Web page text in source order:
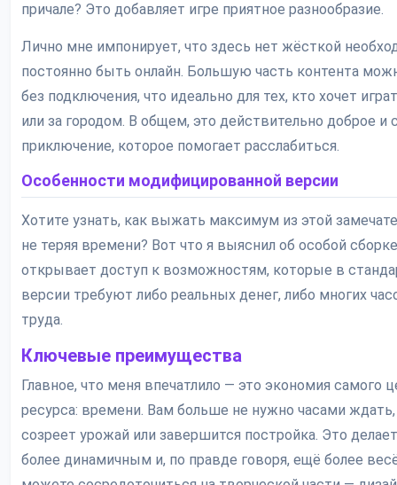
причале? Это добавляет игре приятное разнообразие.
Лично мне импонирует, что здесь нет жёсткой
постоянно быть онлайн. Большую часть контента
без подключения, что идеально для тех, кто хочет
или за городом. В общем, это действительно доброе и
приключение, которое помогает расслабиться.
Особенности модифицированной версии
Хотите узнать, как выжать максимум из этой
не теряя времени? Вот что я выяснил об особой
открывает доступ к возможностям, которые в
версии требуют либо реальных денег, либо многих
труда.
Ключевые преимущества
Главное, что меня впечатлило — это экономия самого
ресурса: времени. Вам больше не нужно часами ждать,
созреет урожай или завершится постройка. Это
более динамичным и, по правде говоря, ещё более